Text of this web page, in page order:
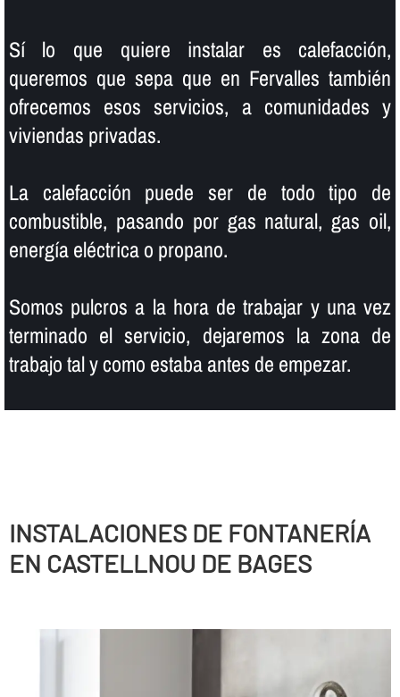
Sí­ lo que quiere instalar es calefacción,
queremos que sepa que en Fervalles también
ofrecemos esos servicios, a comunidades y
viviendas privadas.
La calefacción puede ser de todo tipo de
combustible, pasando por gas natural, gas oil,
energí­a eléctrica o propano.
Somos pulcros a la hora de trabajar y una vez
terminado el servicio, dejaremos la zona de
trabajo tal y como estaba antes de empezar.
INSTALACIONES DE FONTANERÍ­A
EN CASTELLNOU DE BAGES